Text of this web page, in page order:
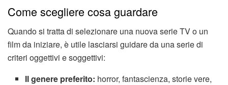
Come scegliere cosa guardare
Quando si tratta di selezionare una nuova serie TV o un
film da iniziare, è utile lasciarsi guidare da una serie di
criteri oggettivi e soggettivi:
Il genere preferito: horror, fantascienza, storie vere,